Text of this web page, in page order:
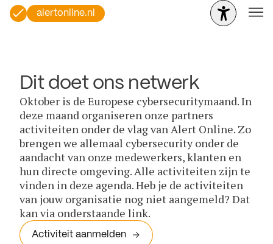
alertonline.nl
Dit doet ons netwerk
Oktober is de Europese cybersecuritymaand. In
deze maand organiseren onze partners
activiteiten onder de vlag van Alert Online. Zo
brengen we allemaal cybersecurity onder de
aandacht van onze medewerkers, klanten en
hun directe omgeving. Alle activiteiten zijn te
vinden in deze agenda. Heb je de activiteiten
van jouw organisatie nog niet aangemeld? Dat
kan via onderstaande link.
Activiteit aanmelden